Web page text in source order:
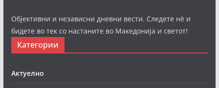
Објективни и независни дневни вести. Следете нè и
бидете во тек со настаните во Македонија и светот!
Категории
Актуелно